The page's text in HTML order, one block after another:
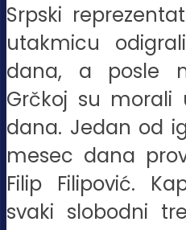
Srpski
utakmicu
dana, a posle
Grčkoj su
dana. Jedan od
mesec dana
Filip Filipović.
svaki slobodni